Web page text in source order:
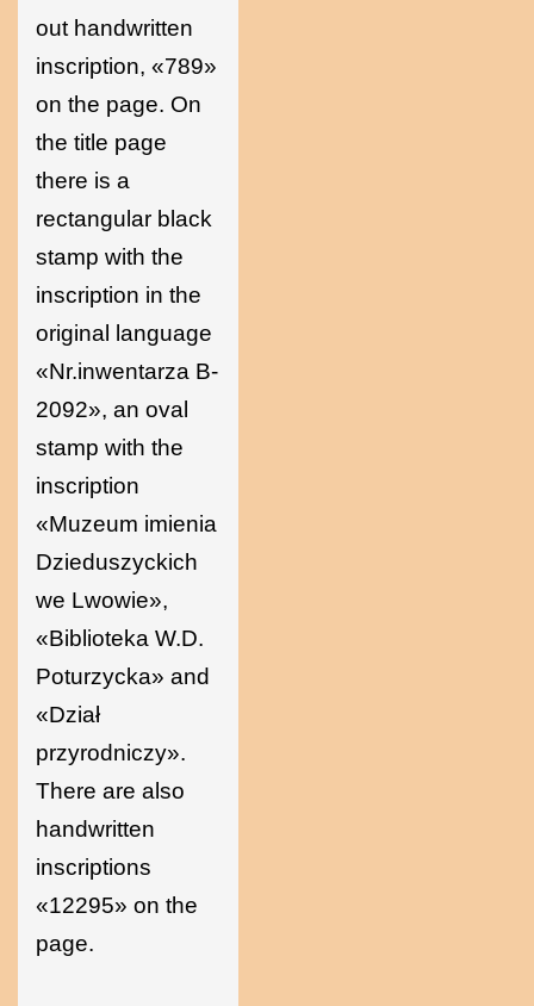
out handwritten
inscription, «789»
on the page. On
the title page
there is a
rectangular black
stamp with the
inscription in the
original language
«Nr.inwentarza B-
2092», an oval
stamp with the
inscription
«Muzeum imienia
Dzieduszyckich
we Lwowie»,
«Biblioteka W.D.
Poturzycka» and
«Dział
przyrodniczy».
There are also
handwritten
inscriptions
«12295» on the
page.